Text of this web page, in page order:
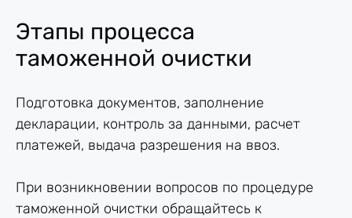
Этапы процесса
таможенной очистки
Подготовка документов, заполнение
декларации, контроль за данными, расчет
платежей, выдача разрешения на ввоз.
При возникновении вопросов по процедуре
таможенной очистки обращайтесь к